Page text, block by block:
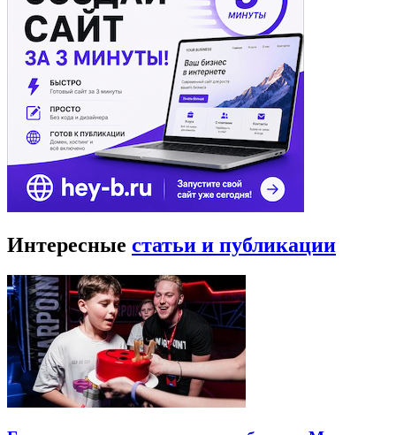
Интересные статьи и публикации